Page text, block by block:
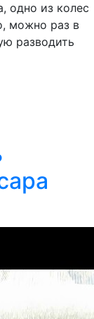
одно из колес
можно раз в
разводить